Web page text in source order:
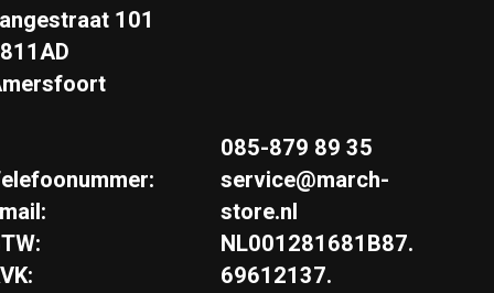
101
085-879 89 35
service@march-
store.nl
NL001281681B87.
69612137.